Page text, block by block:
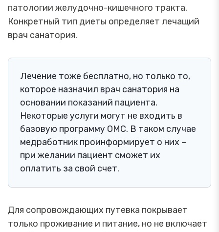
патологии желудочно-кишечного тракта.
Конкретный тип диеты определяет лечащий
врач санатория.
Лечение тоже бесплатно, но только то,
которое назначил врач санатория на
основании показаний пациента.
Некоторые услуги могут не входить в
базовую программу ОМС. В таком случае
медработник проинформирует о них –
при желании пациент сможет их
оплатить за свой счет.
Для сопровождающих путевка покрывает
только проживание и питание, но не включает